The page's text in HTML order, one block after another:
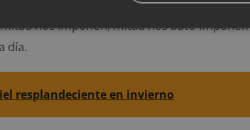
y, claro está, económicas, se esfuerza por
nos imponen, mitad nos auto-
día.
resplandeciente en invierno